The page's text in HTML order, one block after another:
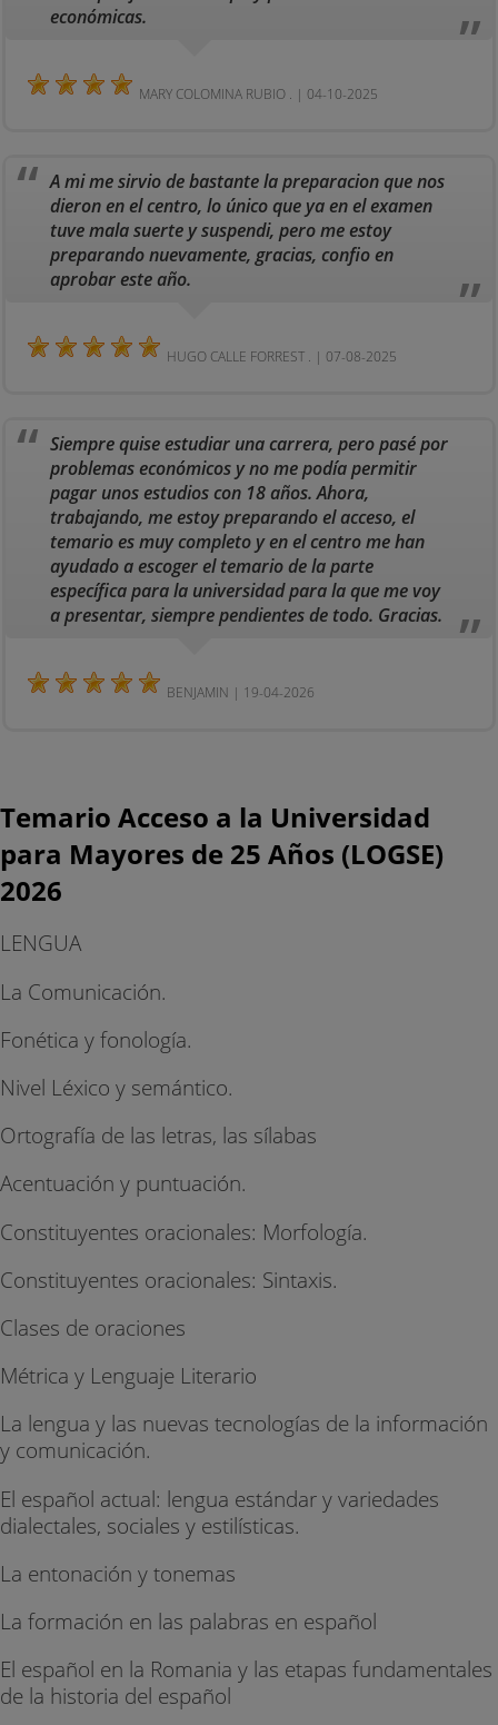
económicas.
MARY COLOMINA RUBIO . | 04-10-2025
A mi me sirvio de bastante la preparacion que nos
dieron en el centro, lo único que ya en el examen
tuve mala suerte y suspendi, pero me estoy
preparando nuevamente, gracias, confio en
aprobar este año.
HUGO CALLE FORREST . | 07-08-2025
Siempre quise estudiar una carrera, pero pasé por
problemas económicos y no me podía permitir
pagar unos estudios con 18 años. Ahora,
trabajando, me estoy preparando el acceso, el
temario es muy completo y en el centro me han
ayudado a escoger el temario de la parte
específica para la universidad para la que me voy
a presentar, siempre pendientes de todo. Gracias.
BENJAMIN | 19-04-2026
Temario Acceso a la Universidad
para Mayores de 25 Años (LOGSE)
2026
LENGUA
La Comunicación.
Fonética y fonología.
Nivel Léxico y semántico.
Ortografía de las letras, las sílabas
Acentuación y puntuación.
Constituyentes oracionales: Morfología.
Constituyentes oracionales: Sintaxis.
Clases de oraciones
Métrica y Lenguaje Literario
La lengua y las nuevas tecnologías de la información
y comunicación.
El español actual: lengua estándar y variedades
dialectales, sociales y estilísticas.
La entonación y tonemas
La formación en las palabras en español
El español en la Romania y las etapas fundamentales
de la historia del español